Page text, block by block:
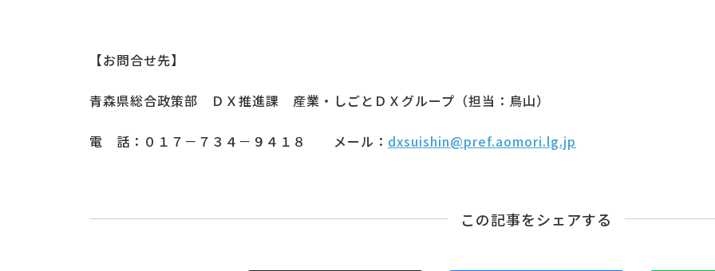
【お問合せ先】
青森県総合政策部 ＤＸ推進課 産業・しごとＤＸグループ（担当：鳥山）
電 話：０１７－７３４－９４１８ メール： dxsuishin@pref.aomori.lg.jp
この記事をシェアする